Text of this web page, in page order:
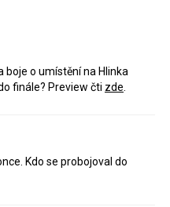
boje o umístění na Hlinka
finále? Preview čti zde
Kdo se probojoval do